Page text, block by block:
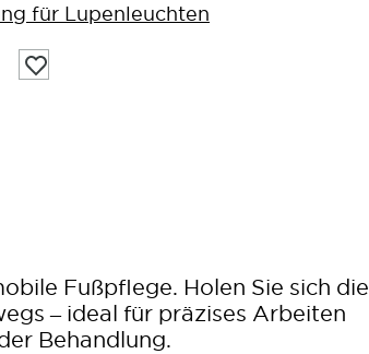
für Lupenleuchten
Auf
die
Fußpflege. Holen Sie sich die
– ideal für präzises Arbeiten
Behandlung.